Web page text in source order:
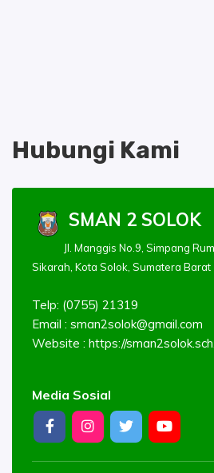
Hubungi Kami
SMAN 2 SOLOK
Jl. Manggis No.9, Simpang
Sikarah, Kota Solok, Sumatera Barat
Telp: (0755) 21319
Email : sman2solok@gmail.com
Website : https://
Media Sosial